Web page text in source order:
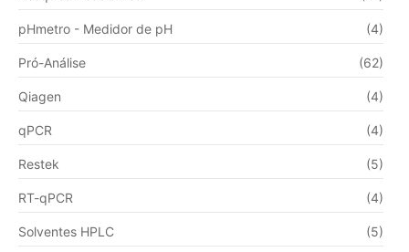
pHmetro - Medidor de pH (4)
Pró-Análise (62)
Qiagen (4)
qPCR (4)
Restek (5)
RT-qPCR (4)
Solventes HPLC (5)